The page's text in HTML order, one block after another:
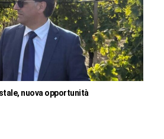
nuova opportunità